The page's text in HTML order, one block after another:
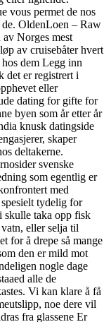
vous permet de nos
de. OldenLoen – Raw
Norges mest
av cruisebåter hvert
dem Legg inn
det er registrert i
eller
dating for gifte for
byen som år etter år
knusk datingside
skaper
deltakerne.
svenske
som egentlig er
med
tydelig for
skulle taka opp fisk
eller selja til
for å drepe så mange
den er mild mot
nogle dage
alle de
Vi kan klare å få
noe dere vil
fra glassene Er